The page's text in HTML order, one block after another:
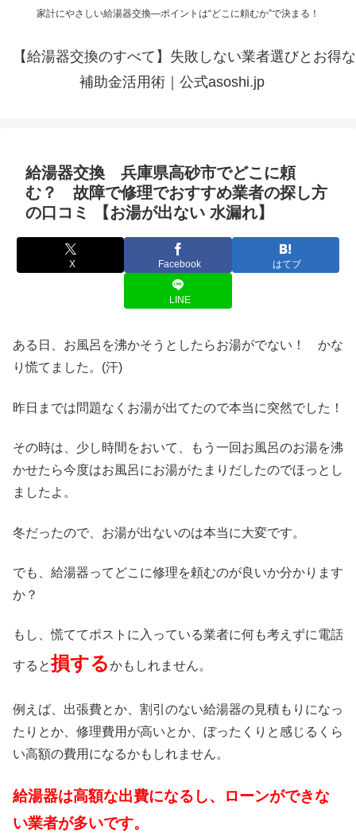
家計にやさしい給湯器交換—ポイントは“どこに頼むか”で決まる！
【給湯器交換のすべて】失敗しない業者選びとお得な
補助金活用術｜公式asoshi.jp
給湯器交換 兵庫県高砂市でどこに頼
む？ 故障で修理でおすすめ業者の探し方
の口コミ 【お湯が出ない 水漏れ】
X Facebook はてブ
LINE
ある日、お風呂を沸かそうとしたらお湯がでない！ かな
り慌てました。(汗)
昨日までは問題なくお湯が出てたので本当に突然でした！
その時は、少し時間をおいて、もう一回お風呂のお湯を沸
かせたら今度はお風呂にお湯がたまりだしたのでほっとし
ましたよ。
冬だったので、お湯が出ないのは本当に大変です。
でも、給湯器ってどこに修理を頼むのが良いか分かります
か？
もし、慌ててポストに入っている業者に何も考えずに電話
すると損するかもしれません。
例えば、出張費とか、割引のない給湯器の見積もりになっ
たりとか、修理費用が高いとか、ぼったくりと感じるくら
い高額の費用になるかもしれません。
給湯器は高額な出費になるし、ローンができな
い業者が多いです。